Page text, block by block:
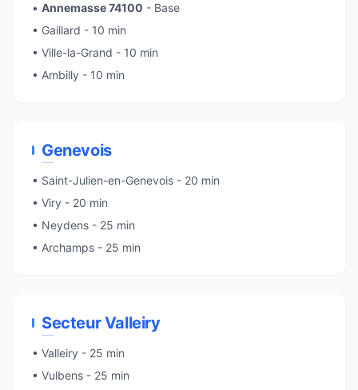
• Annemasse 74100 - Base
• Gaillard - 10 min
• Ville-la-Grand - 10 min
• Ambilly - 10 min
Genevois
• Saint-Julien-en-Genevois - 20 min
• Viry - 20 min
• Neydens - 25 min
• Archamps - 25 min
Secteur Valleiry
• Valleiry - 25 min
• Vulbens - 25 min